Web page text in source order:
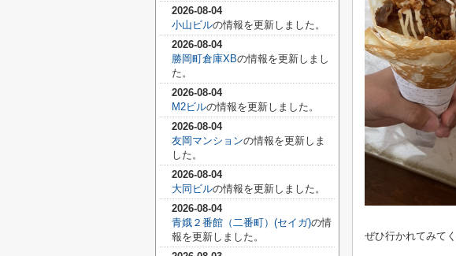
ぜひ行かれてみて
2026-08-04
小山ビルの情報を更新しました。
2026-08-04
勝岡町倉庫XBの情報を更新しまし
た。
2026-08-04
M2ビルの情報を更新しました。
2026-08-04
友岡マンションの情報を更新しま
した。
2026-08-04
大同ビルの情報を更新しました。
2026-08-04
青娥２番館（二番町）(セイガ)の情
報を更新しました。